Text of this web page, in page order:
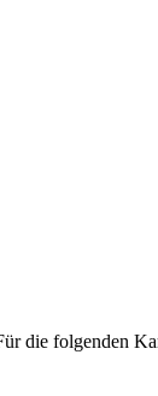
die folgenden